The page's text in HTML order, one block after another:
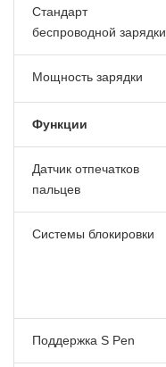
Стандарт
беспроводной зарядки
Мощность зарядки
Функции
Датчик отпечатков
пальцев
Системы блокировки
Поддержка S Pen